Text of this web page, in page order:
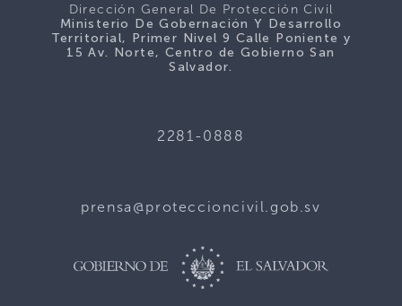
Dirección General De Protección Civil
Ministerio De Gobernación Y Desarrollo
Territorial, Primer Nivel 9 Calle Poniente y
15 Av. Norte, Centro de Gobierno San
Salvador.
2281-0888
prensa@proteccioncivil.gob.sv